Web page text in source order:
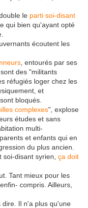
le parti soi-disant
qui bien qu'ayant opté
écoutent les
, entourés par ses
des "militants
réfugiés loger chez les
et
bloqués.
complexes", explose
études et sans
multi-
et enfants qui en
du plus ancien.
disant syrien, ça doit
Tant mieux pour les
compris. Ailleurs,
Il n'a plus qu'une